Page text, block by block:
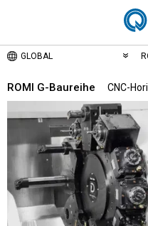
GLOBAL
ROMI G-Baureihe CNC-